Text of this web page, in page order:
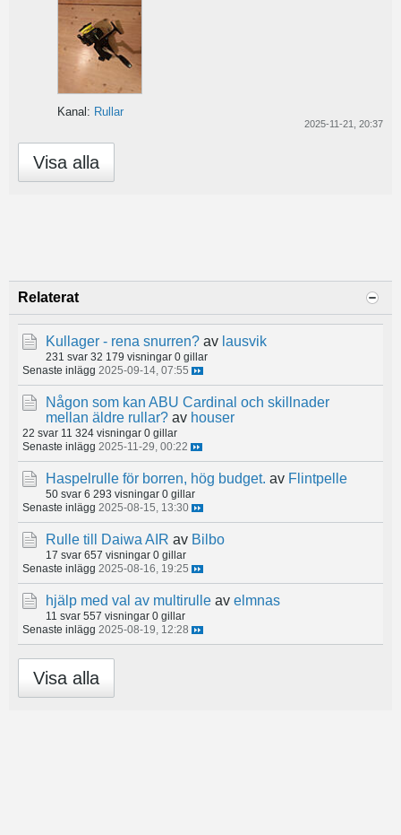
Kanal: Rullar
2025-11-21, 20:37
Visa alla
Relaterat
Kullager - rena snurren? av lausvik
231 svar 32 179 visningar 0 gillar
Senaste inlägg 2025-09-14, 07:55
Någon som kan ABU Cardinal och skillnader
mellan äldre rullar? av houser
22 svar 11 324 visningar 0 gillar
Senaste inlägg 2025-11-29, 00:22
Haspelrulle för borren, hög budget. av Flintpelle
50 svar 6 293 visningar 0 gillar
Senaste inlägg 2025-08-15, 13:30
Rulle till Daiwa AIR av Bilbo
17 svar 657 visningar 0 gillar
Senaste inlägg 2025-08-16, 19:25
hjälp med val av multirulle av elmnas
11 svar 557 visningar 0 gillar
Senaste inlägg 2025-08-19, 12:28
Visa alla